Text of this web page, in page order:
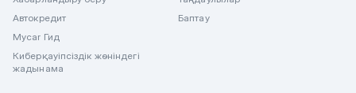
Автокредит
Mycar Гид
Киберқауіпсіздік жөніндегі
жадынама
Баптау